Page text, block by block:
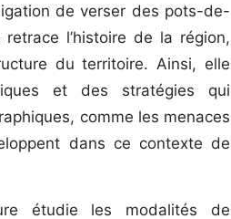
de verser des pots-de-
l’histoire de la région,
du territoire. Ainsi, elle
et des stratégies qui
comme les menaces
dans ce contexte de
étudie les modalités de